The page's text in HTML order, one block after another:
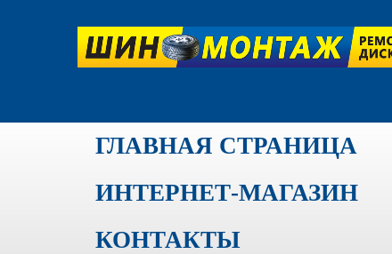
ГЛАВНАЯ СТРАНИЦА
ИНТЕРНЕТ-МАГАЗИН
КОНТАКТЫ